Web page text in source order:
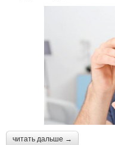
читать дальше →